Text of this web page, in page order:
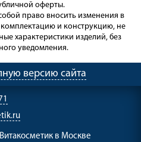
оферты.
право вносить изменения в
комплектацию и конструкцию, не
характеристики изделий, без
уведомления.
версию сайта
Витакосметик в Москве